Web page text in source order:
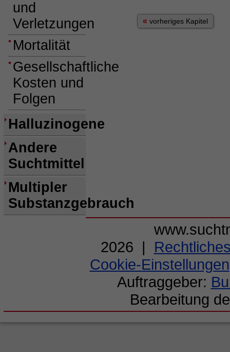
und
Verletzungen
Mortalität
Gesellschaftliche
Kosten und
Folgen
Halluzinogene
Andere
Suchtmittel
Multipler
Substanzgebrauch
« vorheriges Kapitel
2026 |
Cookie-Einstellungen
Auftraggeber:
Bearbeitung